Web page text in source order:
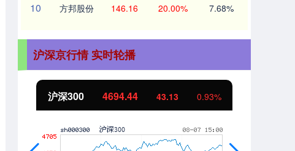
10 方邦股份 146.16 20.00% 7.68%
沪深京行情 实时轮播
沪深300 4694.44 43.13 0.93%